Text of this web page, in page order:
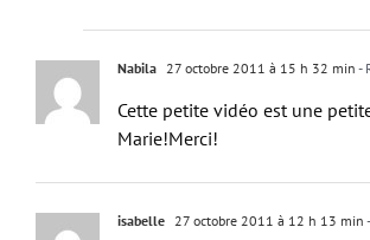
Nabila 27 octobre 2011 à 15 h 32 min -
Cette petite vidéo est une
Marie!Merci!
isabelle 27 octobre 2011 à 12 h 13 min